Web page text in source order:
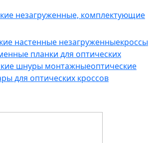
незагруженные, комплектующие
настенные незагруженныекроссы
планки для оптических
шнуры монтажныеоптические
для оптических кроссов